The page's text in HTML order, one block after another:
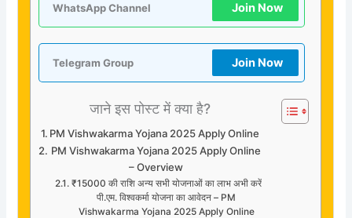
WhatsApp Channel Join Now
Telegram Group Join Now
जाने इस पोस्ट में क्या है?
PM Vishwakarma Yojana 2025 Apply Online
PM Vishwakarma Yojana 2025 Apply Online
– Overview
₹15000 की राशि अन्य सभी योजनाओं का लाभ अभी करें
पी.एम. विश्वकर्मा योजना का आवेदन – PM
Vishwakarma Yojana 2025 Apply Online